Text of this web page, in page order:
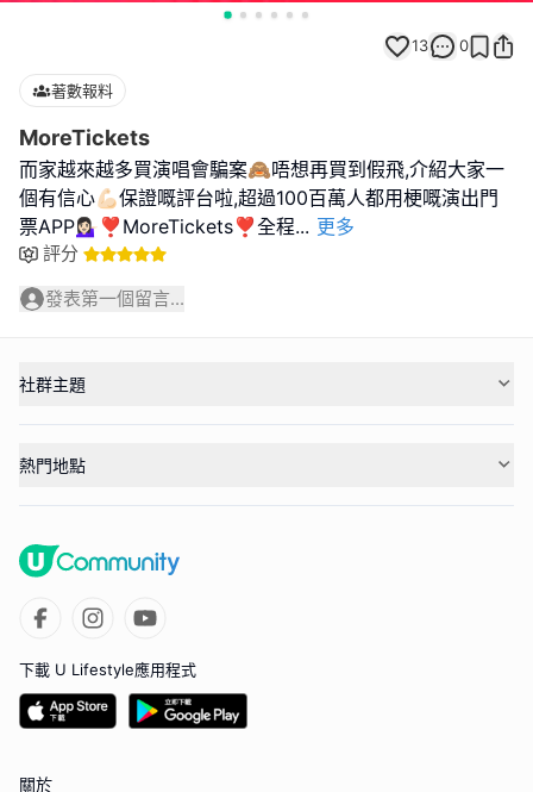
13 0
著數報料
MoreTickets
而家越來越多買演唱會騙案🙈唔想再買到假飛,介紹大家一
個有信心💪🏻保證嘅評台啦,超過100百萬人都用梗嘅演出門
票APP💁🏻‍♀️❣︎MoreTickets❣︎全程... 更多
評分
發表第一個留言...
社群主題
熱門地點
下載 U Lifestyle應用程式
關於